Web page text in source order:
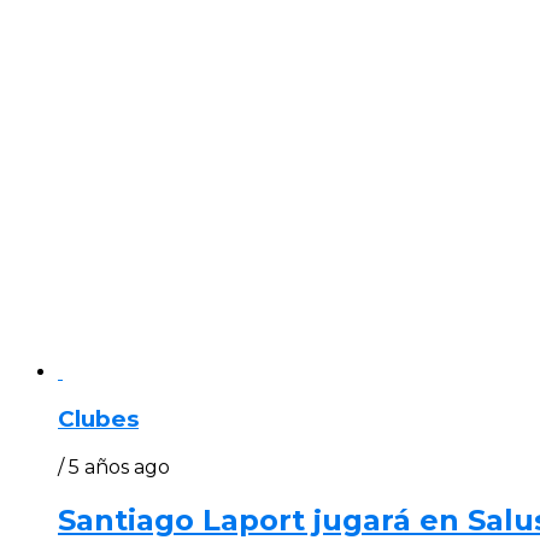
Clubes
/ 5 años ago
Santiago Laport jugará en